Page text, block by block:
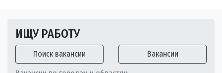
ИЩУ РАБОТУ
Поиск вакансии Вакансии